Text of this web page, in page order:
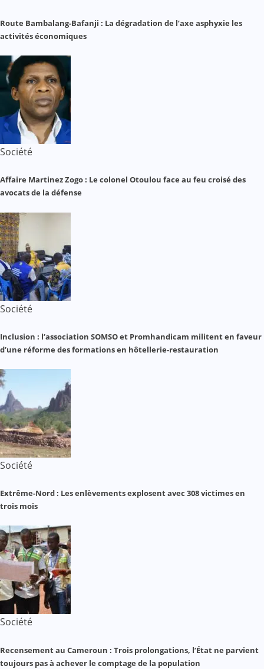
Route Bambalang-Bafanji : La dégradation de l’axe asphyxie les
activités économiques
Société
Affaire Martinez Zogo : Le colonel Otoulou face au feu croisé des
avocats de la défense
Société
Inclusion : l’association SOMSO et Promhandicam militent en faveur
d’une réforme des formations en hôtellerie-restauration
Société
Extrême-Nord : Les enlèvements explosent avec 308 victimes en
trois mois
Société
Recensement au Cameroun : Trois prolongations, l’État ne parvient
toujours pas à achever le comptage de la population